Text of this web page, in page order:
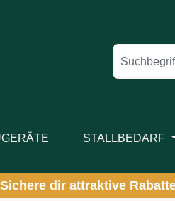
STALLBEDARF
Sichere dir attraktive